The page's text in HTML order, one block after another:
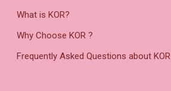
What is KOR?
Why Choose KOR ?
Frequently Asked Questions about KOR